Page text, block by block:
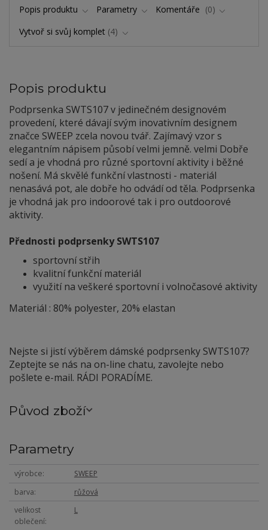
Popis produktu Parametry Komentáře
0
Vytvoř si svůj komplet 4
Popis produktu
Podprsenka SWTS107 v jedinečném designovém
provedení, které dávají svým inovativním designem
značce SWEEP zcela novou tvář. Zajímavý vzor s
elegantním nápisem působí velmi jemně. velmi Dobře
sedí a je vhodná pro různé sportovní aktivity i běžné
nošení. Má skvělé funkční vlastnosti - materiál
nenasává pot, ale dobře ho odvádí od těla. Podprsenka
je vhodná jak pro indoorové tak i pro outdoorové
aktivity.
Přednosti podprsenky SWTS107
sportovní střih
kvalitní funkční materiál
využití na veškeré sportovní i volnočasové aktivity
Materiál : 80% polyester, 20% elastan
Nejste si jistí výběrem dámské podprsenky SWTS107?
Zeptejte se nás na on-line chatu, zavolejte nebo
pošlete e-mail. RÁDI PORADÍME.
Původ zboží
Parametry
výrobce
SWEEP
barva
růžová
velikost
oblečení
L